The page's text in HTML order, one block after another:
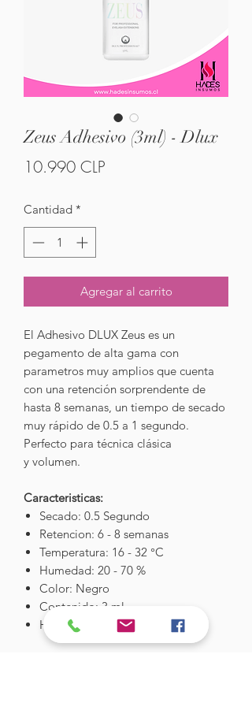
Zeus Adhesivo (3ml) - Dlux
10.990 CLPPrecio
Cantidad *
Agregar al carrito
El Adhesivo DLUX Zeus es un
pegamento de alta gama con
parametros muy amplios que cuenta
con una retención sorprendente de
hasta 8 semanas, un tiempo de secado
muy rápido de 0.5 a 1 segundo.
Perfecto para técnica clásica
y volumen.
Caracteristicas:
Secado: 0.5 Segundo
Retencion: 6 - 8 semanas
Temperatura: 16 - 32 °C
Humedad: 20 - 70 %
Color: Negro
Contenido: 3 ml
Hecho en Korea